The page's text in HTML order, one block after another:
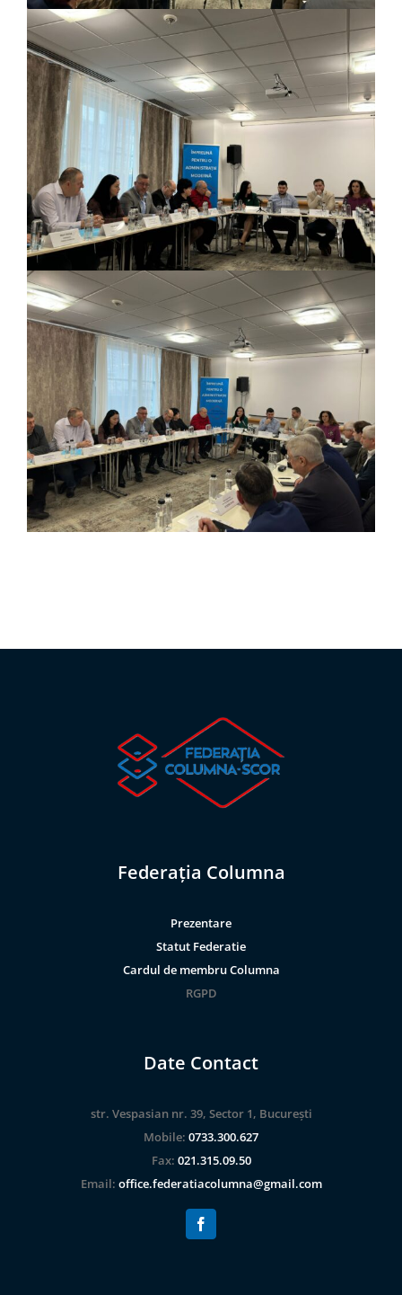
Federația Columna
Prezentare
Statut Federatie
Cardul de membru Columna
RGPD
Date Contact
str. Vespasian nr. 39, Sector 1, București
Mobile: 0733.300.627
Fax: 021.315.09.50
Email: office.federatiacolumna@gmail.com